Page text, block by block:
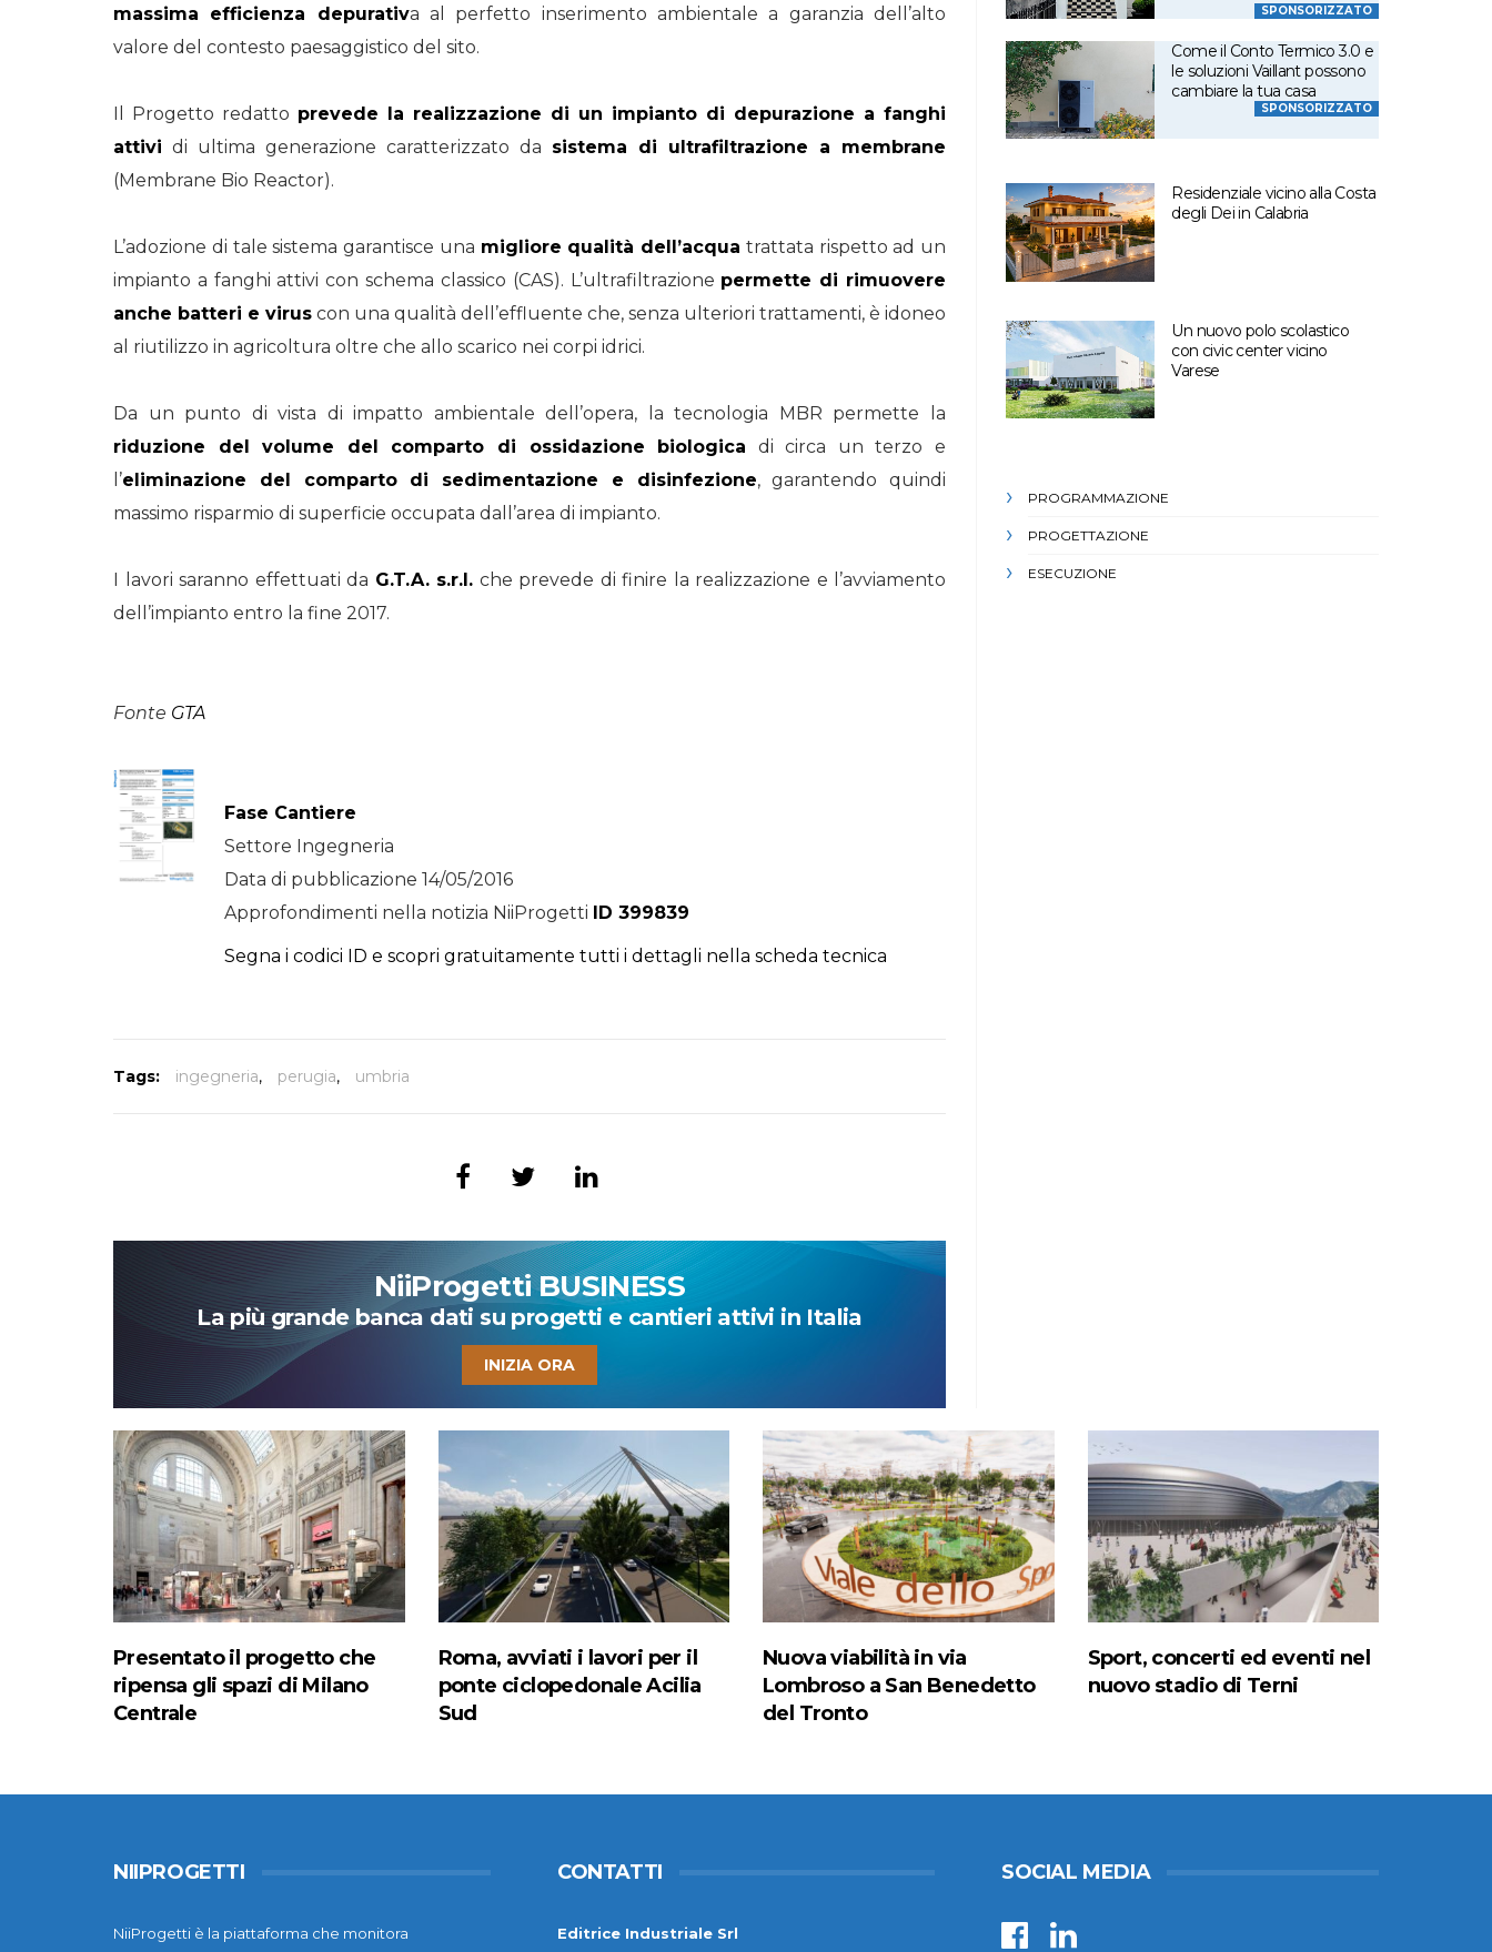
massima efficienza depurativa al perfetto inserimento ambientale a garanzia dell’alto
valore del contesto paesaggistico del sito.
Il Progetto redatto prevede la realizzazione di un impianto di depurazione a fanghi
attivi di ultima generazione caratterizzato da sistema di ultrafiltrazione a membrane
(Membrane Bio Reactor).
L’adozione di tale sistema garantisce una migliore qualità dell’acqua trattata rispetto ad un
impianto a fanghi attivi con schema classico (CAS). L’ultrafiltrazione permette di rimuovere
anche batteri e virus con una qualità dell’effluente che, senza ulteriori trattamenti, è idoneo
al riutilizzo in agricoltura oltre che allo scarico nei corpi idrici.
Da un punto di vista di impatto ambientale dell’opera, la tecnologia MBR permette la
riduzione del volume del comparto di ossidazione biologica di circa un terzo e
l’eliminazione del comparto di sedimentazione e disinfezione, garantendo quindi
massimo risparmio di superficie occupata dall’area di impianto.
I lavori saranno effettuati da G.T.A. s.r.l. che prevede di finire la realizzazione e l’avviamento
dell’impianto entro la fine 2017.
Fonte GTA
Fase Cantiere
Settore Ingegneria
Data di pubblicazione 14/05/2016
Approfondimenti nella notizia NiiProgetti ID 399839
Segna i codici ID e scopri gratuitamente tutti i dettagli nella scheda tecnica
Tags: ingegneria, perugia, umbria
NiiProgetti BUSINESS
La più grande banca dati su progetti e cantieri attivi in Italia
INIZIA ORA
SPONSORIZZATO
Come il Conto Termico 3.0 e
le soluzioni Vaillant possono
cambiare la tua casa
SPONSORIZZATO
Residenziale vicino alla Costa
degli Dei in Calabria
Un nuovo polo scolastico
con civic center vicino
Varese
PROGRAMMAZIONE
PROGETTAZIONE
ESECUZIONE
Presentato il progetto che
ripensa gli spazi di Milano
Centrale
Roma, avviati i lavori per il
ponte ciclopedonale Acilia
Sud
Nuova viabilità in via
Lombroso a San Benedetto
del Tronto
Sport, concerti ed eventi nel
nuovo stadio di Terni
NIIPROGETTI
NiiProgetti è la piattaforma che monitora
CONTATTI
Editrice Industriale Srl
SOCIAL MEDIA